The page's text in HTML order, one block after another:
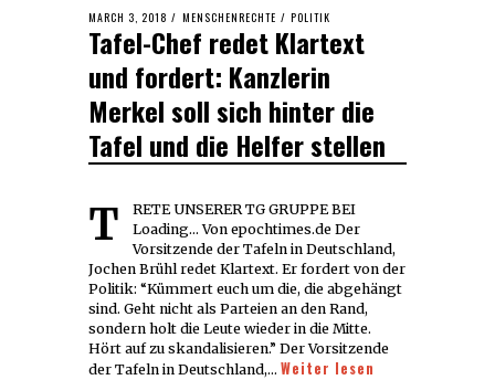
POSTED
ON
MARCH 3, 2018 MENSCHENRECHTE / POLITIK
Tafel-Chef redet Klartext
und fordert: Kanzlerin
Merkel soll sich hinter die
Tafel und die Helfer stellen
TRETE UNSERER TG GRUPPE BEI
Loading... Von epochtimes.de Der
Vorsitzende der Tafeln in Deutschland,
Jochen Brühl redet Klartext. Er fordert von der
Politik: “Kümmert euch um die, die abgehängt
sind. Geht nicht als Parteien an den Rand,
sondern holt die Leute wieder in die Mitte.
Hört auf zu skandalisieren.” Der Vorsitzende
der Tafeln in Deutschland,… Weiter lesen